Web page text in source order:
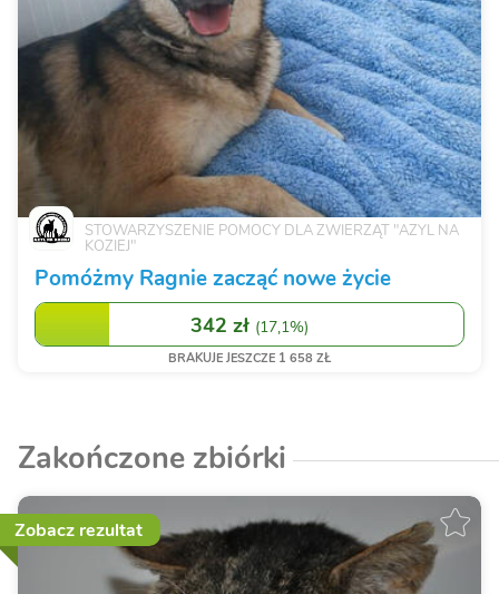
STOWARZYSZENIE POMOCY DLA ZWIERZĄT "AZYL NA
KOZIEJ"
Pomóżmy Ragnie zacząć nowe życie
342 zł (17,1%)
BRAKUJE JESZCZE 1 658 ZŁ
Zakończone zbiórki
Zobacz rezultat